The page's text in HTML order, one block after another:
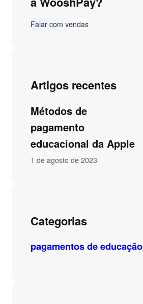
Falar com vendas
Artigos recentes
Métodos de
pagamento
educacional da Apple
1 de agosto de 2023
Categorias
pagamentos de educação